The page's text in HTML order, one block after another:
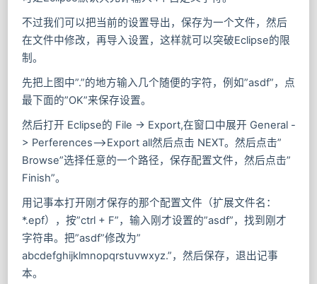
不过我们可以把当前的设置导出，保存为一个文件，然后
在文件中修改，再导入设置，这样就可以突破Eclipse的限
制。
先把上图中”.”的地方输入几个随便的字符，例如”asdf”，点
最下面的”OK”来保存设置。
然后打开 Eclipse的 File -> Export,在窗口中展开 General -
> Perferences–>Export all然后点击 NEXT。然后点击”
Browse”选择任意的一个路径，保存配置文件，然后点击”
Finish”。
用记事本打开刚才保存的那个配置文件（扩展文件名：
*.epf），按”ctrl + F”，输入刚才设置的”asdf”，找到刚才
字符串。把”asdf”修改为”
abcdefghijklmnopqrstuvwxyz.”，然后保存，退出记事
本。